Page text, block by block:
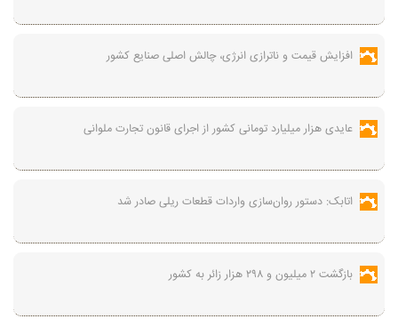
افزایش قیمت و ناترازی انرژی، چالش اصلی صنایع کشور
عایدی هزار میلیارد تومانی کشور از اجرای قانون تجارت ملوانی
اتابک: دستور روان‌سازی واردات قطعات ریلی صادر شد
بازگشت ۲ میلیون و ۲۹۸ هزار زائر به کشور